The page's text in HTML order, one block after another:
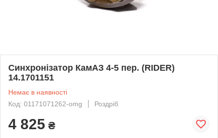
Синхронізатор КамАЗ 4-5 пер. (RIDER)
14.1701151
Немає в наявності
Код: 01171071262-omg
Роздріб
4 825 ₴